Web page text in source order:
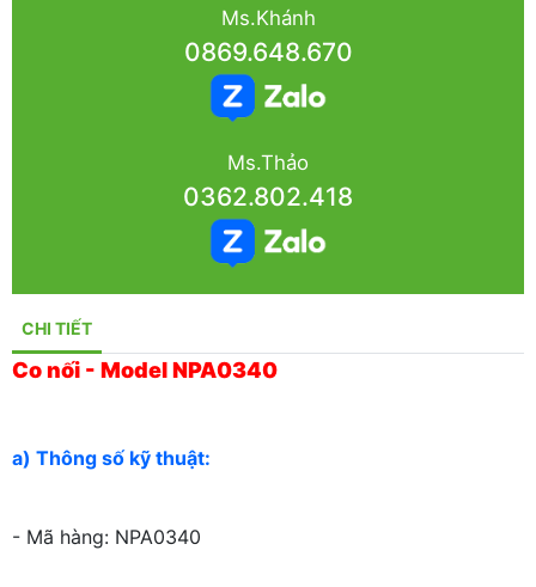
Ms.Khánh
0869.648.670
Ms.Thảo
0362.802.418
CHI TIẾT
Co nối - Model NPA0340
a) Thông số kỹ thuật:
- Mã hàng: NPA0340